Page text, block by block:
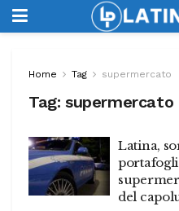
Home Tag supermercato
Tag: supermercato
Latina,
del